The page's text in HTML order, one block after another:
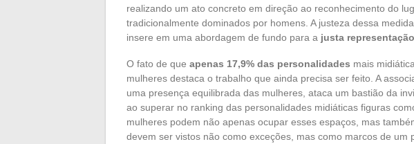
realizando um ato concreto em direção ao reconhecimento do
tradicionalmente dominados por homens. A justeza dessa
insere em uma abordagem de fundo para a justa
O fato de que apenas 17,9% das personalidades mais
mulheres destaca o trabalho que ainda precisa ser feito. A
uma presença equilibrada das mulheres, ataca um bastião da
ao superar no ranking das personalidades midiáticas figuras
mulheres podem não apenas ocupar esses espaços, mas
devem ser vistos não como exceções, mas como marcos de um